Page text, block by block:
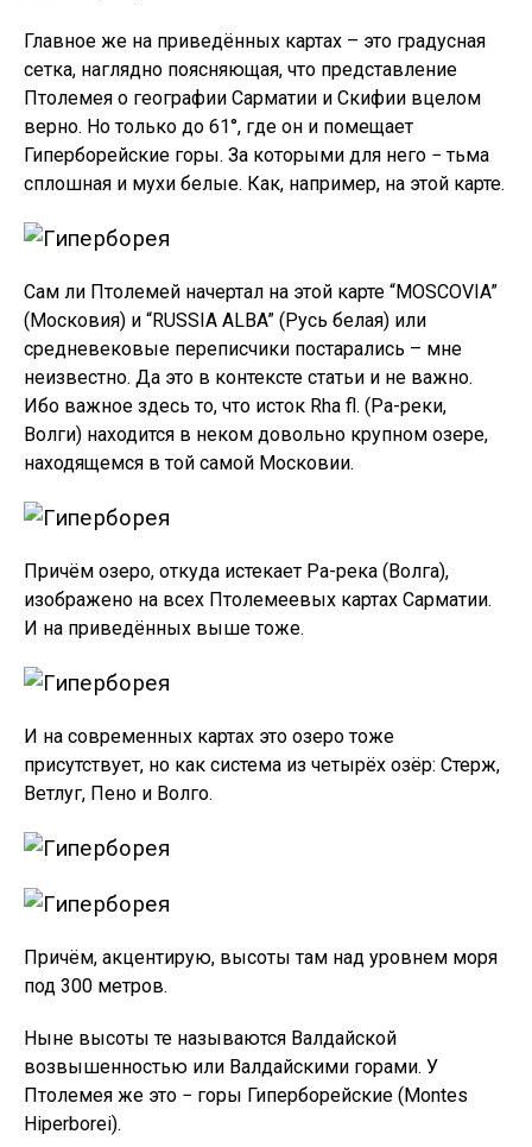
Главное же на приведённых картах – это градусная
сетка, наглядно поясняющая, что представление
Птолемея о географии Сарматии и Скифии вцелом
верно. Но только до 61°, где он и помещает
Гиперборейские горы. За которыми для него − тьма
сплошная и мухи белые. Как, например, на этой карте.
Сам ли Птолемей начертал на этой карте “MOSCOVIA”
(Московия) и “RUSSIA ALBA” (Русь белая) или
средневековые переписчики постарались – мне
неизвестно. Да это в контексте статьи и не важно.
Ибо важное здесь то, что исток Rha fl. (Ра-реки,
Волги) находится в неком довольно крупном озере,
находящемся в той самой Московии.
Причём озеро, откуда истекает Ра-река (Волга),
изображено на всех Птолемеевых картах Сарматии.
И на приведённых выше тоже.
И на современных картах это озеро тоже
присутствует, но как система из четырёх озёр: Стерж,
Ветлуг, Пено и Волго.
Причём, акцентирую, высоты там над уровнем моря
под 300 метров.
Ныне высоты те называются Валдайской
возвышенностью или Валдайскими горами. У
Птолемея же это − горы Гиперборейские (Montes
Hiperborei).